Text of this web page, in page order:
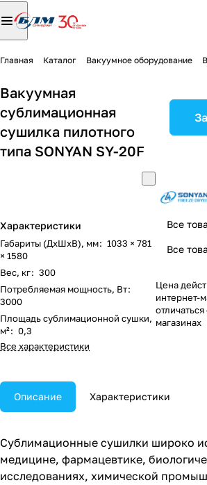
Главная Каталог Вакуумное оборудование
Вакуумная
сублимационная
сушилка пилотного
типа SONYAN SY-20F
Характеристики
Габариты (ДxШxВ), мм: 1033 × 781
× 1580
Вес, кг: 300
Потребляемая мощность, Вт:
3000
Площадь сублимационной сушки,
м²: 0,3
Все характеристики
Все
Все
Цена
интернет-
магазинах
Описание Характеристики
Сублимационные сушилки широко
медицине, фармацевтике,
исследованиях, химической